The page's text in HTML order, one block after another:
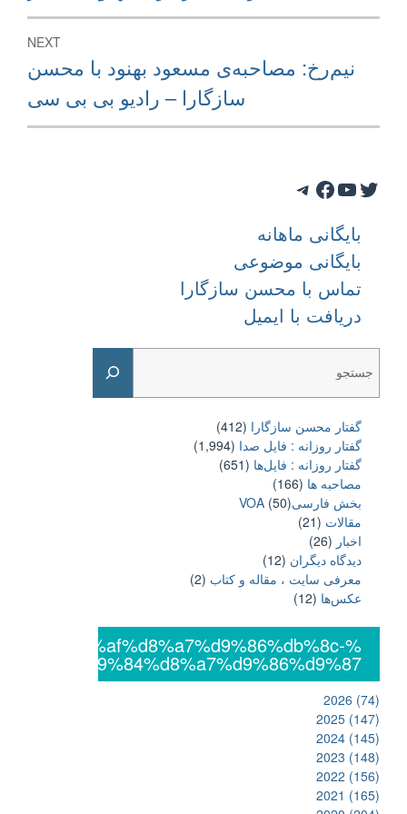
NEXT
post:
نيم‌رخ: مصاحبه‌ی مسعود بهنود با محسن
سازگارا – راديو بی بی سی
Telegram Facebook YouTube Twitter
بایگانی ماهانه
بایگانی موضوعی
تماس با محسن سازگارا
دریافت با ایمیل
گفتار محسن سازگارا (412)
گفتار روزانه : فایل‌ صدا (1,994)
گفتار روزانه : فایل‌ها (651)
مصاحبه ها (166)
بخش فارسیVOA(50)
مقالات (21)
اخبار (26)
دیدگاه دیگران (12)
معرفی سایت ، مقاله و کتاب (2)
عکس‌ها (12)
2026 (74)
2025 (147)
2024 (145)
2023 (148)
2022 (156)
2021 (165)